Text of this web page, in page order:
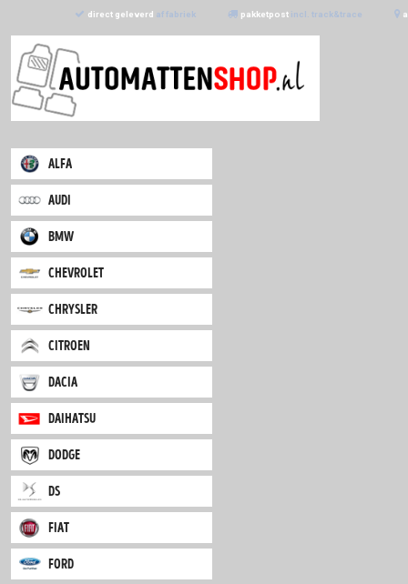
direct geleverdaf fabriek pakketpostincl.
alfa
audi
bmw
chevrolet
chrysler
citroen
dacia
daihatsu
dodge